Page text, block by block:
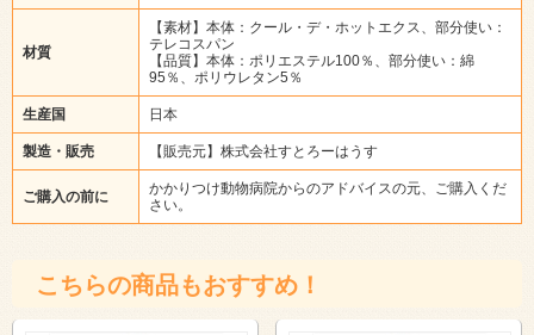
材質
【素材】本体：クール・デ・ホットエクス、部分使い：
テレコスパン
【品質】本体：ポリエステル100％、部分使い：綿
95％、ポリウレタン5％
生産国 日本
製造・販売 【販売元】株式会社すとろーはうす
ご購入の前に
かかりつけ動物病院からのアドバイスの元、ご購入くだ
さい。
こちらの商品もおすすめ！